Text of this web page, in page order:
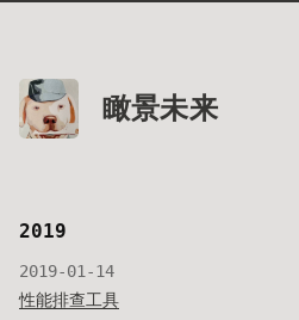
瞰景未来
2019
2019-01-14
性能排查工具